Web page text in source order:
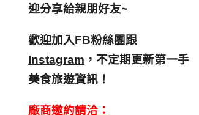
迎分享給親朋好友~
歡迎加入FB粉絲團跟
Instagram ，不定期更新第一手
美食旅遊資訊！
廠商邀約請洽：